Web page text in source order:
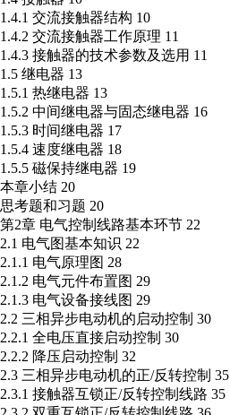
1.4.1 交流接触器结构 10
1.4.2 交流接触器工作原理 11
1.4.3 接触器的技术参数及选用 11
1.5 继电器 13
1.5.1 热继电器 13
1.5.2 中间继电器与固态继电器 16
1.5.3 时间继电器 17
1.5.4 速度继电器 18
1.5.5 磁保持继电器 19
本章小结 20
思考题和习题 20
第2章 电气控制线路基本环节 22
2.1 电气图基本知识 22
2.1.1 电气原理图 28
2.1.2 电气元件布置图 29
2.1.3 电气设备接线图 29
2.2 三相异步电动机的启动控制 30
2.2.1 全电压直接启动控制 30
2.2.2 降压启动控制 32
2.3 三相异步电动机的正/反转控制 35
2.3.1 接触器互锁正/反转控制线路 35